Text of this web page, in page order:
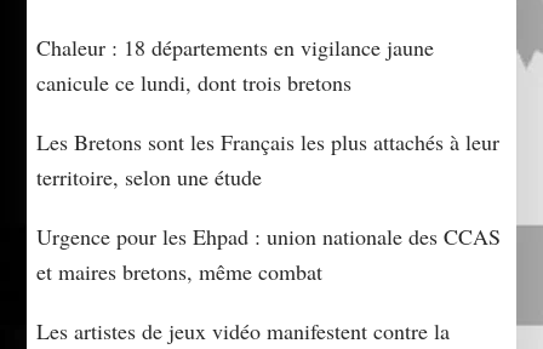
Chaleur : 18 départements en vigilance jaune
canicule ce lundi, dont trois bretons
Les Bretons sont les Français les plus attachés à leur
territoire, selon une étude
Urgence pour les Ehpad : union nationale des CCAS
et maires bretons, même combat
Les artistes de jeux vidéo manifestent contre la